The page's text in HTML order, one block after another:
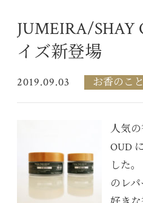
JUMEIRA/SHAY
イズ新登場
2019.09.03 お香のこと
人気の
OUD
した
のレ